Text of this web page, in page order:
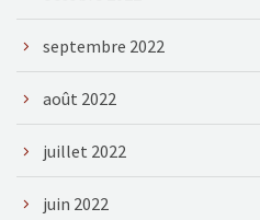
septembre 2022
août 2022
juillet 2022
juin 2022